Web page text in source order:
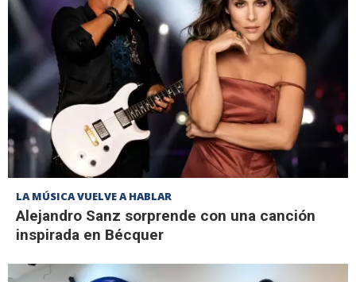
LA MÚSICA VUELVE A HABLAR
Alejandro Sanz sorprende con una canción
inspirada en Bécquer